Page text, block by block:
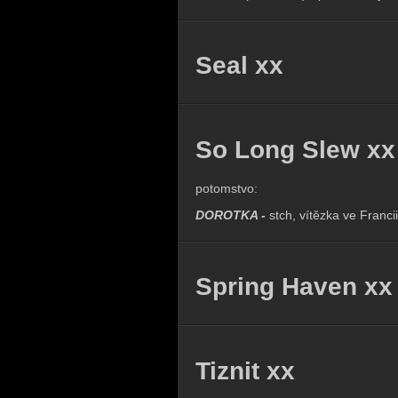
Seal xx
So Long Slew xx
potomstvo:
DOROTKA - stch, vítězka ve Francii
Spring Haven xx
Tiznit xx